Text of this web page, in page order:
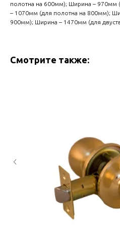
полотна на 600мм); Ширина – 970мм
– 1070мм (для полотна на 800мм);
900мм); Ширина – 1470мм (для
Смотрите также: